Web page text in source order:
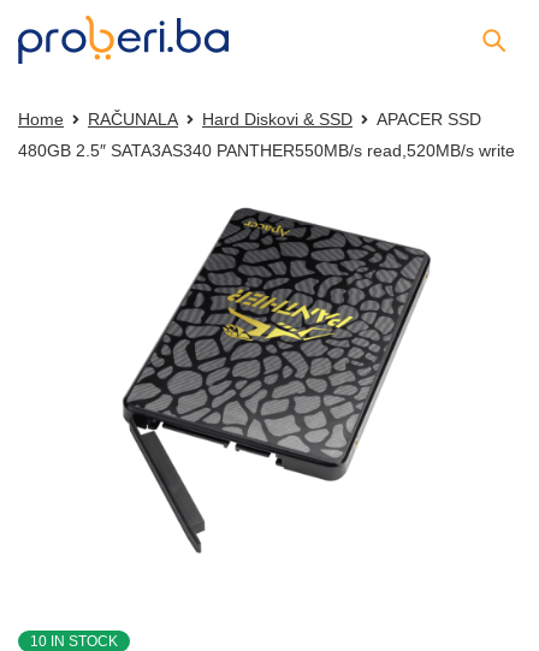
Home RAČUNALA Hard Diskovi & SSD
APACER SSD
480GB 2.5″ SATA3AS340 PANTHER550MB/s read,520MB/s write
10 IN STOCK